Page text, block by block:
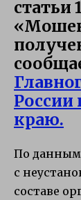
статьи
России
краю.
По данным
с
составе